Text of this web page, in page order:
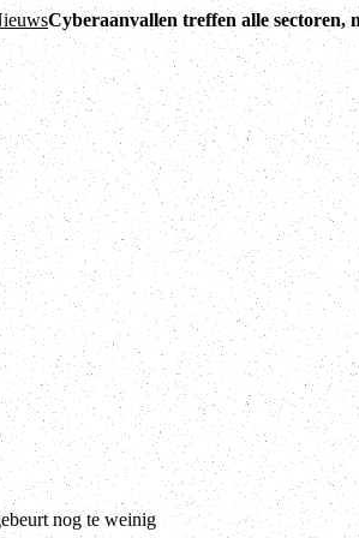
Cyberaanvallen treffen alle sectoren,
nog te weinig